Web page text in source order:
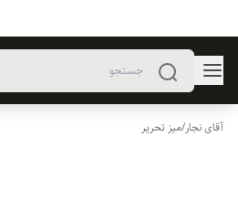
آقای نجار/میز تحریر